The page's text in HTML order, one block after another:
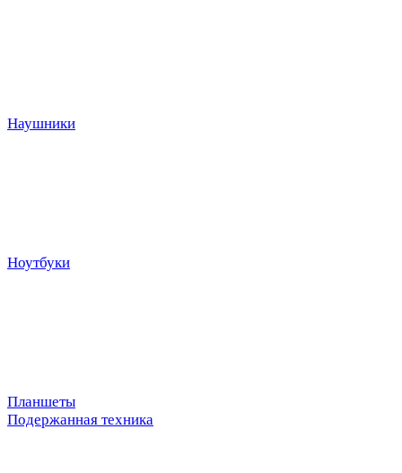
Наушники
Ноутбуки
Планшеты
Подержанная техника